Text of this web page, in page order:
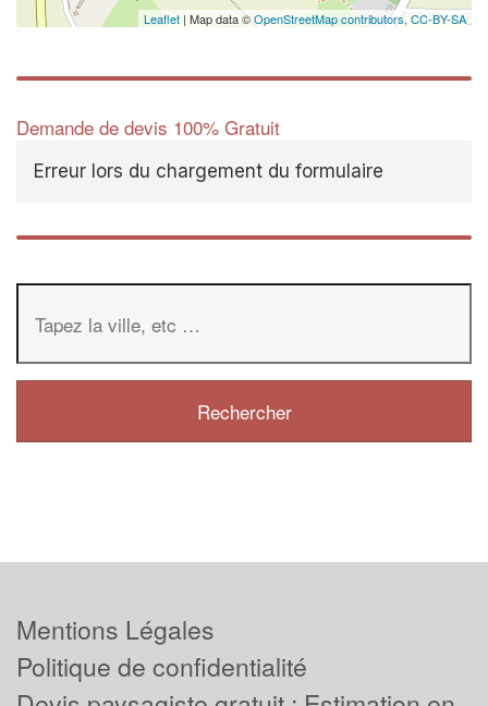
Leaflet | Map data ©OpenStreetMap contributors, CC-BY-SA
Demande de devis 100% Gratuit
Erreur lors du chargement du formulaire
Mentions Légales
Politique de confidentialité